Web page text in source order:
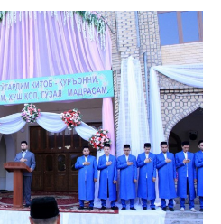
ВАКИЛЛИГИ